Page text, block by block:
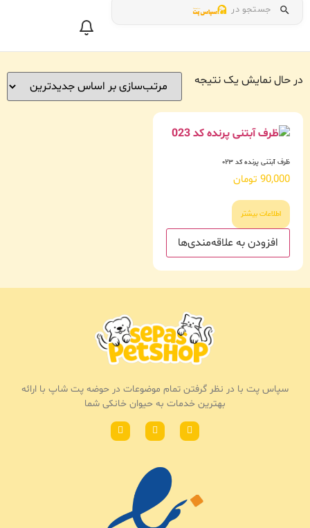
جستجو در
در حال نمایش یک نتیجه
ظرف آبتنی پرنده کد ۰۲۳
90,000 تومان
اطلاعات بیشتر
افزودن به علاقه‌مندی‌ها
سپاس پت با در نظر گرفتن تمام موضوعات در حوضه پت شاپ با ارائه
بهترین خدمات به حیوان خانکی شما